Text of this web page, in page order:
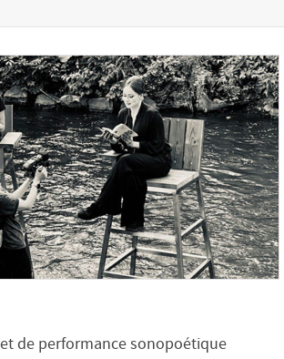
de performance sonopoétique